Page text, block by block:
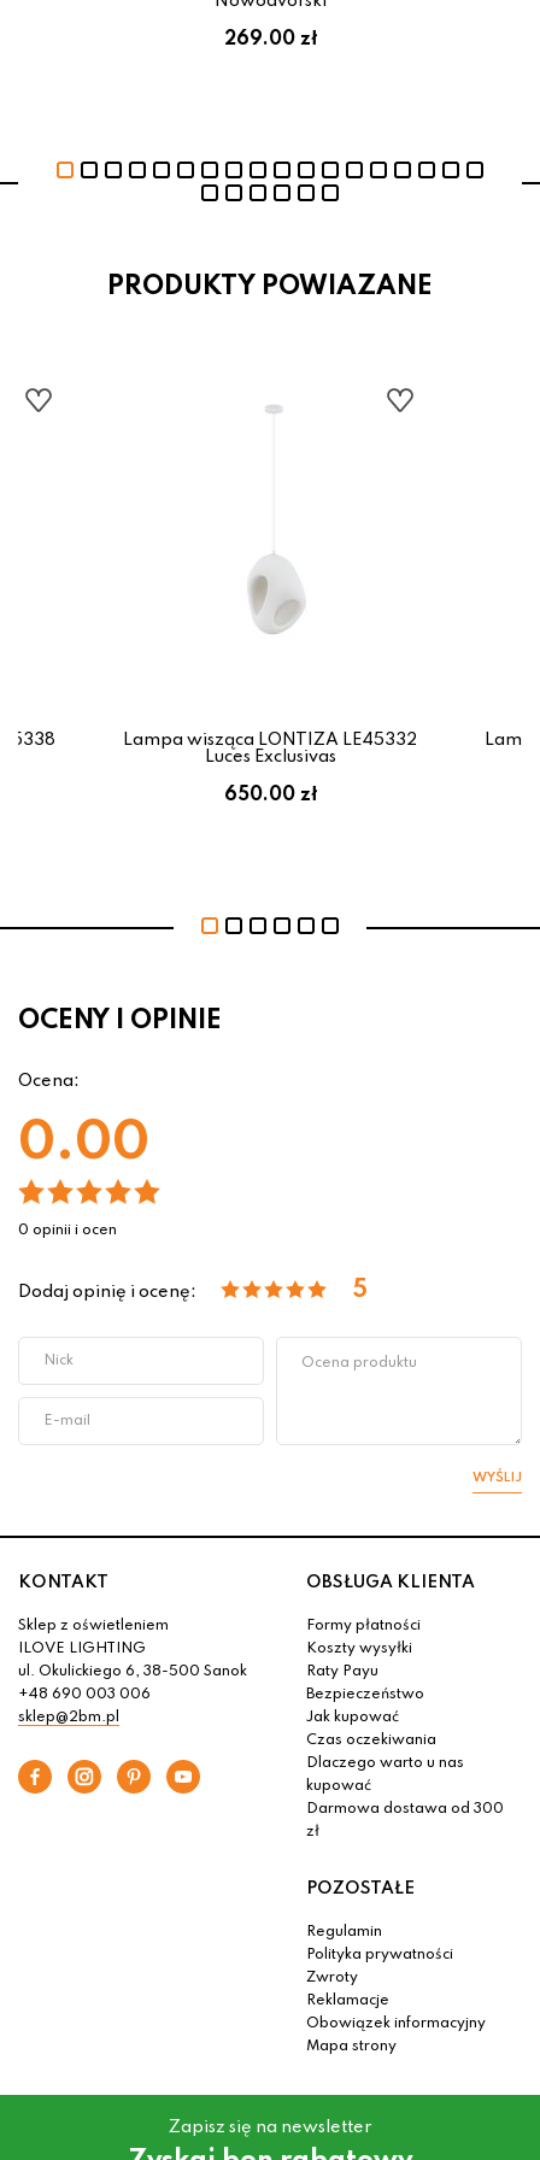
269.00 zł
PRODUKTY POWIAZANE
Lampa wisząca LONTIZA LE45332
Luces Exclusivas
650.00 zł
OCENY I OPINIE
Ocena:
0.00
0 opinii i ocen
Dodaj opinię i ocenę: 5
WYŚLIJ
KONTAKT
Sklep z oświetleniem
ILOVE LIGHTING
ul. Okulickiego 6, 38-500 Sanok
+48 690 003 006
sklep@2bm.pl
OBSŁUGA KLIENTA
Formy płatności
Koszty wysyłki
Raty Payu
Bezpieczeństwo
Jak kupować
Czas oczekiwania
Dlaczego warto u nas
kupować
Darmowa dostawa od 300
zł
POZOSTAŁE
Regulamin
Polityka prywatności
Zwroty
Reklamacje
Obowiązek informacyjny
Mapa strony
Zapisz się na newsletter